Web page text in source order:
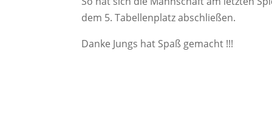
dem 5. Tabellenplatz abschließen.
Danke Jungs hat Spaß gemacht !!!